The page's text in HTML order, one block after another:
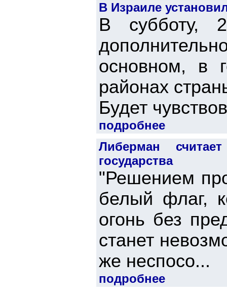
В Израиле
В субботу,
основном, в
районах
Будет
подробнее
Либерман
государства
"Решением
белый флаг,
огонь без
станет
же неспосо...
подробнее